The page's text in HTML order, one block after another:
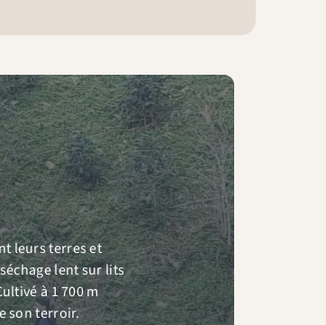
leurs terres et
lent sur lits
à 1 700 m
son terroir.